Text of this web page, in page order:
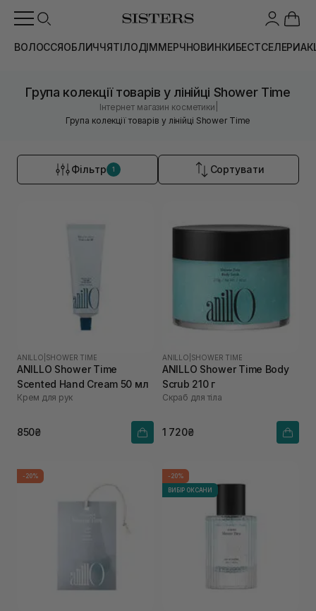
ВОЛОССЯОБЛИЧЧЯТІЛОДІММЕРЧНОВИНКИБЕСТСЕЛЕРИ
Група колекції товарів у лінійці Shower Time
Інтернет магазин косметики
Група колекції товарів у лінійці Shower Time
Фільтр 1 Сортувати
ANILLO SHOWER TIME
ANILLO Shower Time
Scented Hand Cream 50 мл
Крем для рук
850₴
ANILLO SHOWER TIME
ANILLO Shower Time Body
Scrub 210 г
Скраб для тіла
1 720₴
-20%
-20%
ВИБІР ОКСАНИ